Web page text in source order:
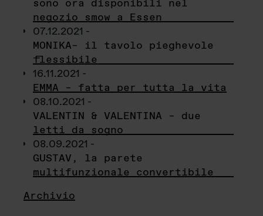
sono ora disponibili nel
negozio smow a Essen
07.12.2021 -
MONIKA– il tavolo pieghevole
flessibile
16.11.2021 -
EMMA – fatta per tutta la vita
08.10.2021 -
VALENTIN & VALENTINA – due
letti da sogno
08.09.2021 -
GUSTAV, la parete
multifunzionale convertibile
Archivio